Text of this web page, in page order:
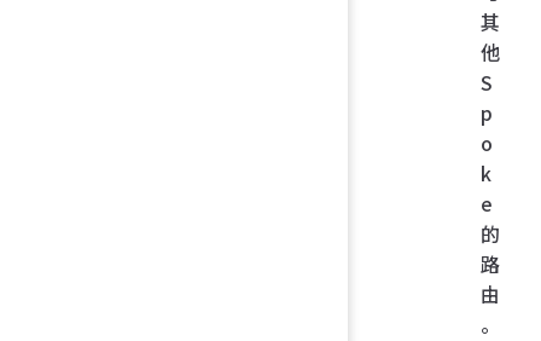
其
他
S
p
o
k
e
的
路
由
。